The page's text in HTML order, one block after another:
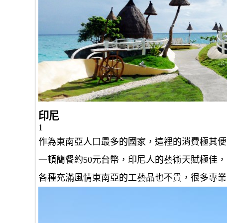
印尼
1
作為東南亞人口最多的國家，這裡的消費極其便
一頓簡餐約50元台幣，印尼人的藝術天賦極佳，
各種充滿風情東南亞的工藝品也不貴，很多專